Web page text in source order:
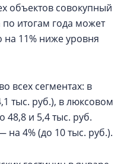
объектов совокупный
итогам года может
на 11% ниже уровня
всех сегментах: в
тыс. руб.), в люксовом
и 5,4 тыс. руб.
на 4% (до 10 тыс. руб.).